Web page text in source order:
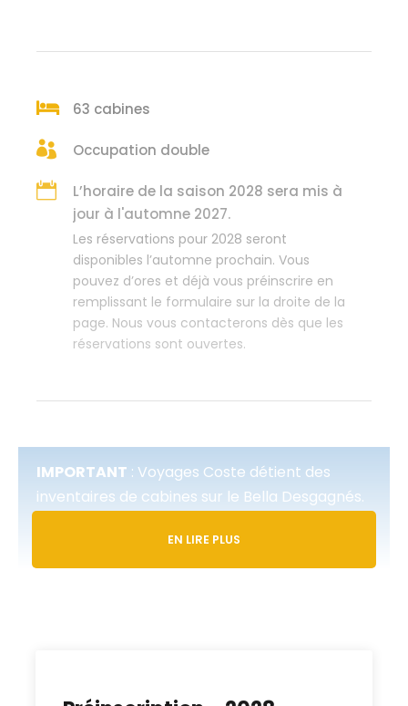
63 cabines
Occupation double
L’horaire de la saison 2028 sera mis à
jour à l'automne 2027.
Les réservations pour 2028 seront
disponibles l’automne prochain. Vous
pouvez d’ores et déjà vous préinscrire en
remplissant le formulaire sur la droite de la
page. Nous vous contacterons dès que les
réservations sont ouvertes.
IMPORTANT : Voyages Coste détient des
inventaires de cabines sur le Bella Desgagnés.
sur demande et Voyages Coste vous répondra
dans les plus brefs délais.
EN LIRE PLUS